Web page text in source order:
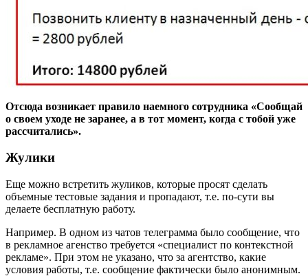
Отсюда возникает правило наемного сотрудника «Сообщай
о своем уходе не заранее, а в тот момент, когда с тобой уже
рассчитались».
Жулики
Еще можно встретить жуликов, которые просят сделать
объемные тестовые задания и пропадают, т.е. по-сути вы
делаете бесплатную работу.
Например. В одном из чатов телеграмма было сообщение, что
в рекламное агенство требуется «специалист по контекстной
рекламе». При этом не указано, что за агентство, какие
условия работы, т.е. сообщение фактически было анонимным.